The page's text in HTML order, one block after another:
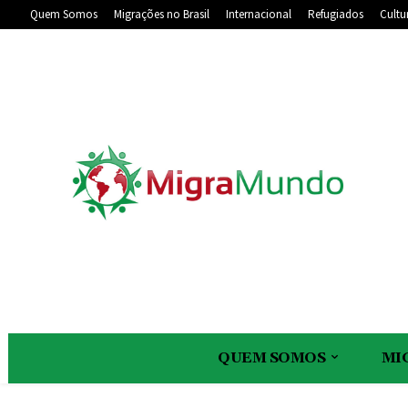
Quem Somos Migrações no Brasil Internacional Refugiados
QUEM SOMOS